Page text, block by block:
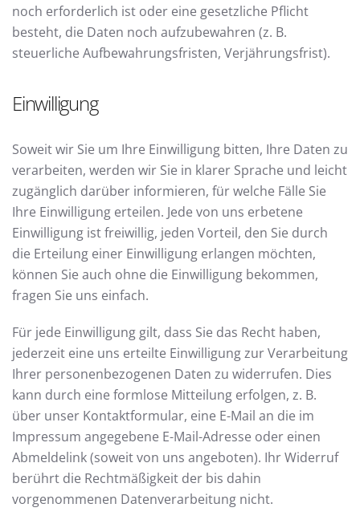
noch erforderlich ist oder eine gesetzliche Pflicht
besteht, die Daten noch aufzubewahren (z. B.
steuerliche Aufbewahrungsfristen, Verjährungsfrist).
Einwilligung
Soweit wir Sie um Ihre Einwilligung bitten, Ihre Daten zu
verarbeiten, werden wir Sie in klarer Sprache und leicht
zugänglich darüber informieren, für welche Fälle Sie
Ihre Einwilligung erteilen. Jede von uns erbetene
Einwilligung ist freiwillig, jeden Vorteil, den Sie durch
die Erteilung einer Einwilligung erlangen möchten,
können Sie auch ohne die Einwilligung bekommen,
fragen Sie uns einfach.
Für jede Einwilligung gilt, dass Sie das Recht haben,
jederzeit eine uns erteilte Einwilligung zur Verarbeitung
Ihrer personenbezogenen Daten zu widerrufen. Dies
kann durch eine formlose Mitteilung erfolgen, z. B.
über unser Kontaktformular, eine E-Mail an die im
Impressum angegebene E-Mail-Adresse oder einen
Abmeldelink (soweit von uns angeboten). Ihr Widerruf
berührt die Rechtmäßigkeit der bis dahin
vorgenommenen Datenverarbeitung nicht.